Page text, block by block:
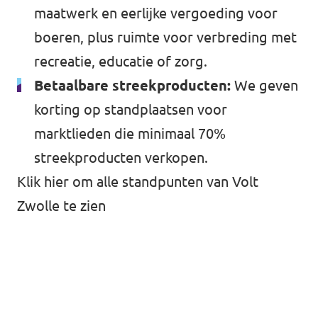
maatwerk en eerlijke vergoeding voor
boeren, plus ruimte voor verbreding met
recreatie, educatie of zorg.
Betaalbare streekproducten: We geven
korting op standplaatsen voor
marktlieden die minimaal 70%
streekproducten verkopen.
Klik hier om alle standpunten van Volt
Zwolle te zien